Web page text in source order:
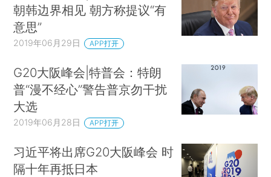
朝韩边界相见 朝方称提议“有
意思”
2019年06月29日 APP打开
G20大阪峰会|特普会：特朗
普“漫不经心”警告普京勿干扰
大选
2019年06月28日 APP打开
习近平将出席G20大阪峰会 时
隔十年再抵日本